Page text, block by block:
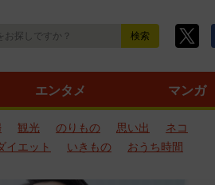
エンタメ マンガ
観光 のりもの 思い出
ネコ
イエット いきもの
おうち時間